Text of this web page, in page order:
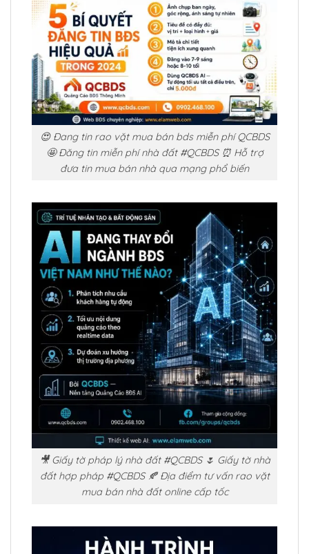
😍 Đang tin rao vặt mua bán bds miễn phí QCBDS
🤩 Đăng tin miễn phí nhà đất #QCBDS ⏰ Hỗ trợ
đưa tin mua bán nhà qua mạng phổ biến
🎥 Giấy tờ pháp lý nhà đất #QCBDS 🌷 Giấy tờ nhà
đất hợp pháp #QCBDS 🍂 Địa điểm tư vấn rao vặt
mua bán nhà đất online cấp tốc